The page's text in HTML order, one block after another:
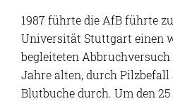
1987 führte die AfB führte
Universität Stuttgart einen
begleiteten Abbruchversuch
Jahre alten, durch Pilzbefall
Blutbuche durch. Um den